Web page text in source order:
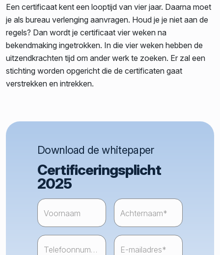
Een certificaat kent een looptijd van vier jaar. Daarna moet
je als bureau verlenging aanvragen. Houd je je niet aan de
regels? Dan wordt je certificaat vier weken na
bekendmaking ingetrokken. In die vier weken hebben de
uitzendkrachten tijd om ander werk te zoeken. Er zal een
stichting worden opgericht die de certificaten gaat
verstrekken en intrekken.
Download de whitepaper
Certificeringsplicht
2025
" " geeft vereiste velden aan
Email
Dit veld is bedoeld voor validatiedoeleinden en
Voornaam Achternaam*
Telefoonnummer* E-mailadres*
utm_source
utm_medium
utm_campaign